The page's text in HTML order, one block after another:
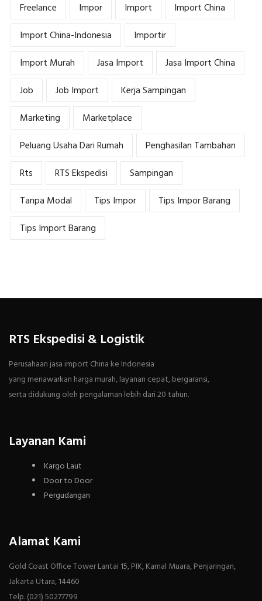
Freelance
Impor Import
Import China
Import China-Indonesia
Importir
Import Murah
Jasa Import
Jasa Import China
Job
Job Import
Kerja Sampingan
Marketing
Marketplace
Peluang Usaha Dari Rumah
Penghasilan Tambahan
Rts
RTS Ekspedisi
Sampingan
Tanpa Modal
Tips Impor
Tips Impor Barang
Tips Import Barang
RTS Ekspedisi & Logistik
Perusahaan jasa import China ke Indonesia
yang menawarkan harga murah, layanan cepat, bergaransi,
serta didukung oleh pengalaman lebih dari 20 tahun.
Layanan Kami
Kargo Laut
Door to Door
Pergudangan
Alamat Kami
Gold Coast Office Tower Lantai 15, PIK, Kamal Muara, Penjaringan,
Jakarta Utara, 14460
Telp. (021) 50277799